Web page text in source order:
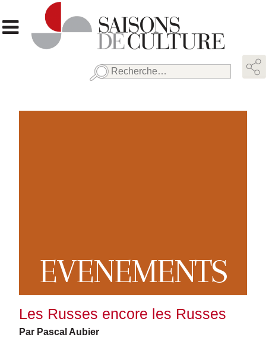
Rechercher :
EVENEMENTS
Les Russes encore les Russes
Par Pascal Aubier